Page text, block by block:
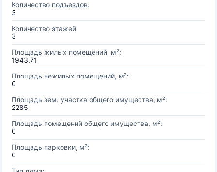
Количество подъездов:
3
Количество этажей:
3
Площадь жилых помещений, м²:
1943.71
Площадь нежилых помещений, м²:
0
Площадь зем. участка общего имущества, м²:
2285
Площадь помещений общего имущества, м²:
0
Площадь парковки, м²:
0